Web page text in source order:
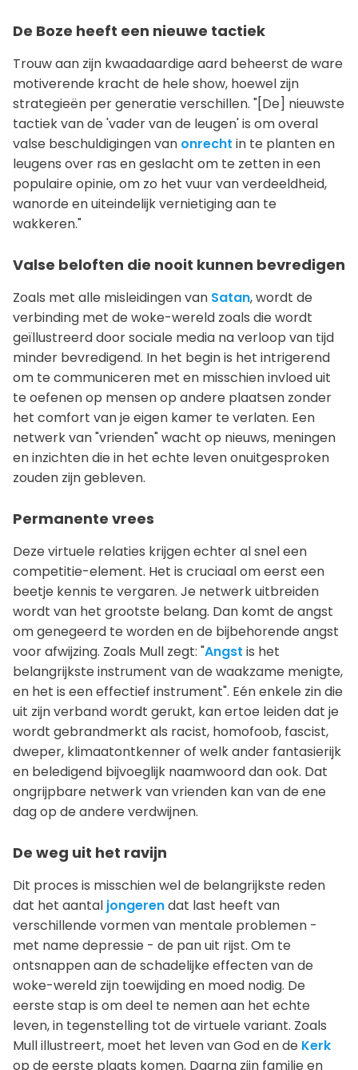
De Boze heeft een nieuwe tactiek
Trouw aan zijn kwaadaardige aard beheerst de ware
motiverende kracht de hele show, hoewel zijn
strategieën per generatie verschillen. "[De] nieuwste
tactiek van de 'vader van de leugen' is om overal
valse beschuldigingen van onrecht in te planten en
leugens over ras en geslacht om te zetten in een
populaire opinie, om zo het vuur van verdeeldheid,
wanorde en uiteindelijk vernietiging aan te
wakkeren."
Valse beloften die nooit kunnen bevredigen
Zoals met alle misleidingen van Satan, wordt de
verbinding met de woke-wereld zoals die wordt
geïllustreerd door sociale media na verloop van tijd
minder bevredigend. In het begin is het intrigerend
om te communiceren met en misschien invloed uit
te oefenen op mensen op andere plaatsen zonder
het comfort van je eigen kamer te verlaten. Een
netwerk van "vrienden" wacht op nieuws, meningen
en inzichten die in het echte leven onuitgesproken
zouden zijn gebleven.
Permanente vrees
Deze virtuele relaties krijgen echter al snel een
competitie-element. Het is cruciaal om eerst een
beetje kennis te vergaren. Je netwerk uitbreiden
wordt van het grootste belang. Dan komt de angst
om genegeerd te worden en de bijbehorende angst
voor afwijzing. Zoals Mull zegt: "Angst is het
belangrijkste instrument van de waakzame menigte,
en het is een effectief instrument". Eén enkele zin die
uit zijn verband wordt gerukt, kan ertoe leiden dat je
wordt gebrandmerkt als racist, homofoob, fascist,
dweper, klimaatontkenner of welk ander fantasierijk
en beledigend bijvoeglijk naamwoord dan ook. Dat
ongrijpbare netwerk van vrienden kan van de ene
dag op de andere verdwijnen.
De weg uit het ravijn
Dit proces is misschien wel de belangrijkste reden
dat het aantal jongerendat last heeft van
verschillende vormen van mentale problemen -
met name depressie - de pan uit rijst. Om te
ontsnappen aan de schadelijke effecten van de
woke-wereld zijn toewijding en moed nodig. De
eerste stap is om deel te nemen aan het echte
leven, in tegenstelling tot de virtuele variant. Zoals
Mull illustreert, moet het leven van God en de Kerk
op de eerste plaats komen. Daarna zijn familie en